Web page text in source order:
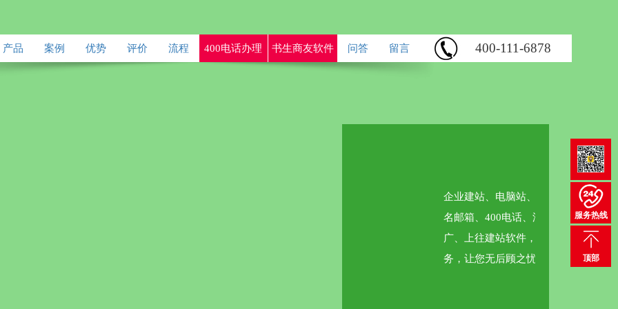
企业建站、电脑站、手机站、微信站、域
名邮箱、400电话、淘宝装修、网站推
广、上往建站软件，一站式高端建站服
务，让您无后顾之忧！
产品 案例 优势 评价 流程 400电话办理 书生商友软件 问答 留言 400-111-6878
服务热线
顶部